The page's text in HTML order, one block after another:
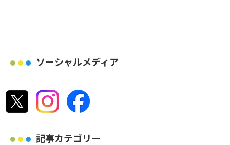
ソーシャルメディア
記事カテゴリー